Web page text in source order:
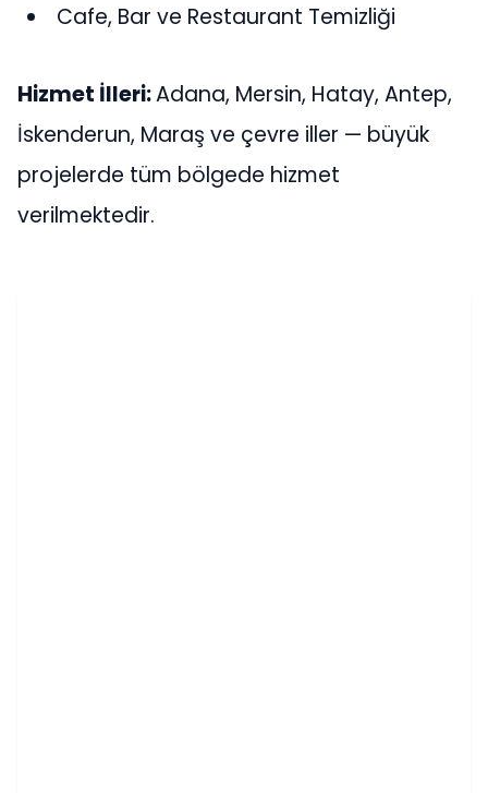
Cafe, Bar ve Restaurant Temizliği
Hizmet İlleri:Adana, Mersin, Hatay, Antep,
İskenderun, Maraş ve çevre iller — büyük
projelerde tüm bölgede hizmet
verilmektedir.